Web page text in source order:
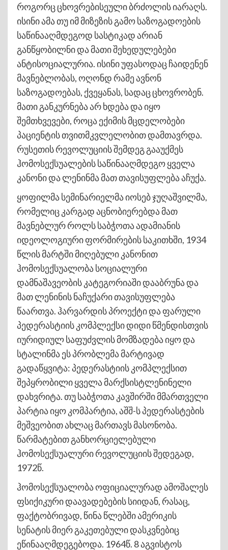
როგორც ცხოვრებისეული ბრძოლის იარაღს.
ისინი ამა თუ იმ მიზეზის გამო საზოგადოების
საწინააღმდეგოდ სასტიკად არიან
განწყობილნი და მათი შეხედულებები
ანტისოციალურია. ისინი უფასოდაც ჩაიდენენ
მავნებლობას, ოღონდ რამე ავნონ
საზოგადოებას, ქვეყანას, სადაც ცხოვრობენ.
მათი განკურნება არ ხდება და იყო
შემთხვევები, როცა ექიმის მცდელობები
პაციენტის თვითმკვლელობით დამთავრდა.
რუსეთის რევოლუციის შემდეგ გააუქმეს
ჰომოსექსუალების საწინააღმდეგო ყველა
კანონი და ლენინმა მათ თავისუფლება აჩუქა.
ყოფილმა სემინარიელმა იოსებ ჯუღაშვილმა,
რომელიც კარგად აცნობიერებდა მათ
მავნებლურ როლს საბჭოთა ადამიანის
იდეოლოგიური ფორმირების საკითხში, 1934
წლის მარტში მიღებული კანონით
ჰომოსექსუალობა სოციალური
დამნაშავეობის კატეგორიაში დააბრუნა და
მათ ლენინის ნაჩუქარი თავისუფლება
წაართვა. ჰარვარდის პროექტი და ფარული
პედერასტიის კომპლექსი დიდი წმენდისთვის
იურიდიულ საფუძვლის მომზადება იყო და
სტალინმა ეს პრობლემა მარტივად
გადაწყვიტა: პედერასტიის კომპლექსით
შეპყრობილი ყველა მარქსისტლენინელი
დახვრიტა. თუ საბჭოთა კავშირში მმართველი
პარტია იყო კომპარტია, აშშ-ს პედერასტების
მეშვეობით ახლაც მართავს მასონობა.
წარმატებით განხორციელებული
ჰომოსექსუალური რევოლუციის შედეგად,
1972წ.
ჰომოსექსუალობა ოფიციალურად ამოშალეს
ფსიქიკური დაავადებების სიიდან, რასაც,
ფაქტობრივად, წინა წლებში ამერიკის
სენატის მიერ გაკეთებული დასკვნებიც
ეწინააღმდეგებოდა. 1964წ. 8 აგვისტოს